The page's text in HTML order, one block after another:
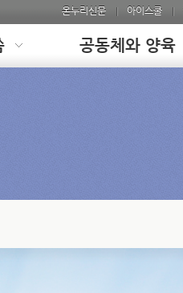
온누리신문 아이스쿨
공동체와 양육